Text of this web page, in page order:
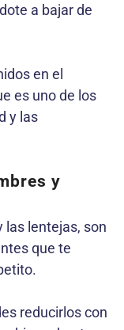
a bajar de
en el
es uno de los
y las
y
las lentejas, son
que te
reducirlos con